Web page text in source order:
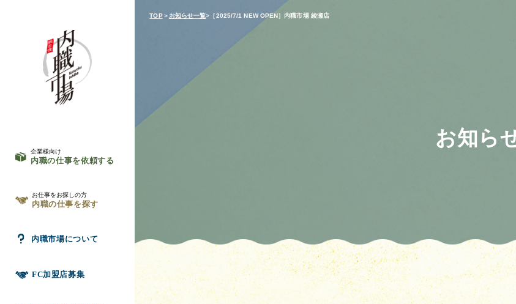
企業様向け
内職の仕事を依頼する
お仕事をお探しの方
内職の仕事を探す
内職市場について
FC加盟店募集
TOP＞お知らせ一覧>［2025/7/1 NEW OPEN］内職市場 綾瀬店
お知ら